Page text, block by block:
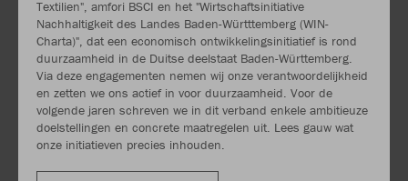
Textilien", amfori BSCI en het "Wirtschaftsinitiative
Nachhaltigkeit des Landes Baden-Württtemberg (WIN-
Charta)", dat een economisch ontwikkelingsinitiatief is rond
duurzaamheid in de Duitse deelstaat Baden-Württemberg.
Via deze engagementen nemen wij onze verantwoordelijkheid
en zetten we ons actief in voor duurzaamheid. Voor de
volgende jaren schreven we in dit verband enkele ambitieuze
doelstellingen en concrete maatregelen uit. Lees gauw wat
onze initiatieven precies inhouden.